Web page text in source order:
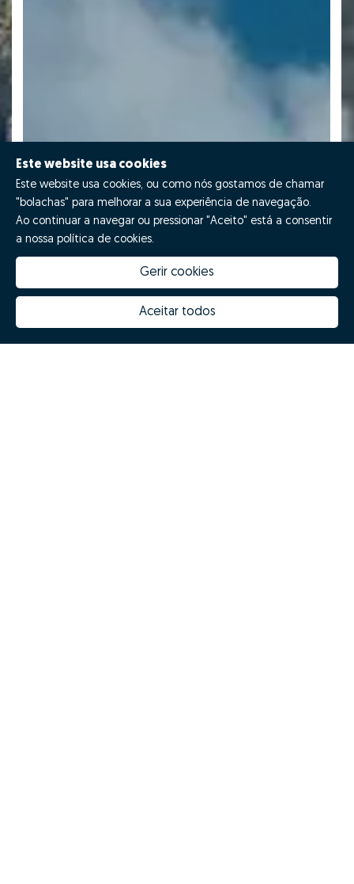
Este website usa cookies
Este website usa cookies, ou como nós gostamos de chamar
"bolachas" para melhorar a sua experiência de navegação.
Ao continuar a navegar ou pressionar "Aceito" está a consentir
a nossa política de cookies.
Gerir cookies
Aceitar todos